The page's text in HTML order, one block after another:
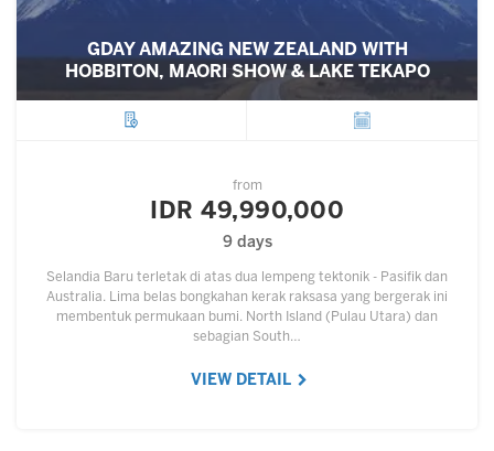
GDAY AMAZING NEW ZEALAND WITH
HOBBITON, MAORI SHOW & LAKE TEKAPO
from
IDR 49,990,000
9 days
Selandia Baru terletak di atas dua lempeng tektonik - Pasifik dan
Australia. Lima belas bongkahan kerak raksasa yang bergerak ini
membentuk permukaan bumi. North Island (Pulau Utara) dan
sebagian South…
VIEW DETAIL